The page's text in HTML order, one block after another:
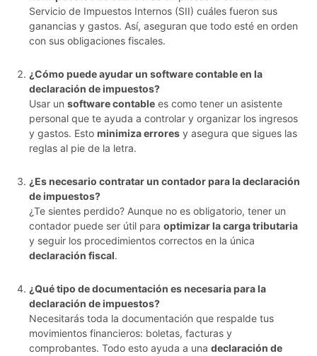
Servicio de Impuestos Internos (SII) cuáles fueron sus
ganancias y gastos. Así, aseguran que todo esté en orden
con sus obligaciones fiscales.
¿Cómo puede ayudar un software contable en la
declaración de impuestos?
Usar un software contable es como tener un asistente
personal que te ayuda a controlar y organizar los ingresos
y gastos. Esto minimiza errores y asegura que sigues las
reglas al pie de la letra.
¿Es necesario contratar un contador para la declaración
de impuestos?
¿Te sientes perdido? Aunque no es obligatorio, tener un
contador puede ser útil para optimizar la carga tributaria
y seguir los procedimientos correctos en la única
declaración fiscal.
¿Qué tipo de documentación es necesaria para la
declaración de impuestos?
Necesitarás toda la documentación que respalde tus
movimientos financieros: boletas, facturas y
comprobantes. Todo esto ayuda a una declaración de